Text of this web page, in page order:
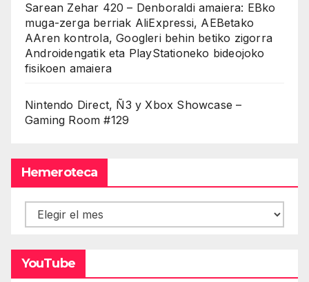
Sarean Zehar 420 – Denboraldi amaiera: EBko
muga-zerga berriak AliExpressi, AEBetako
AAren kontrola, Googleri behin betiko zigorra
Androidengatik eta PlayStationeko bideojoko
fisikoen amaiera
Nintendo Direct, Ñ3 y Xbox Showcase –
Gaming Room #129
Hemeroteca
Hemeroteca
YouTube